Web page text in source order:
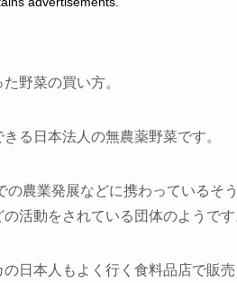
野菜の買い方。
る日本法人の無農薬野菜です。
農業発展などに携わっているそ
活動をされている団体のようです
日本人もよく行く食料品店で販売